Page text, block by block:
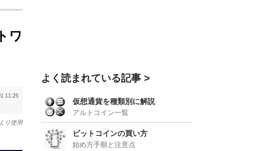
ワ
11:25
り使用
よく読まれている記事
仮想通貨を種類別に解説
アルトコイン一覧
ビットコインの買い方
始め方手順と注意点